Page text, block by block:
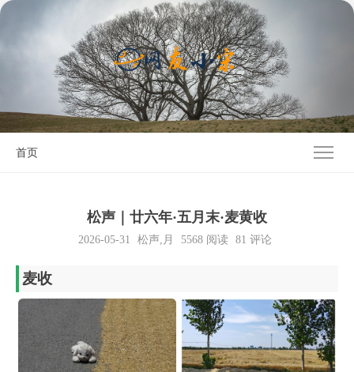
首页
松声｜廿六年·五月末·麦黄收
2026-05-31 松声, 月 5568 阅读 81 评论
麦收